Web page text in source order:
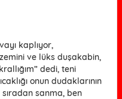
kaplıyor,
ve lüks duşakabin,
dedi, teni
onun dudaklarının
sanma, ben